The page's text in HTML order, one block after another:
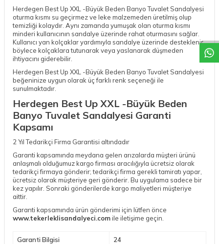
Herdegen Best Up XXL -Büyük Beden Banyo Tuvalet Sandalyesi
oturma kısmı su geçirmez ve leke malzemeden üretilmiş olup
temizliği kolaydır. Aynı zamanda yumuşak olan oturma kısmı
minderi kullanıcının sandalye üzerinde rahat oturmasını sağlar.
Kullanıcı yan kolçaklar yardımıyla sandalye üzerinde desteklenir,
böylece kolçaklara tutunarak veya yaslanarak düşmeden
ihtiyacını giderebilir.
Herdegen Best Up XXL -Büyük Beden Banyo Tuvalet Sandalyesi
beğeninize uygun olarak üç farklı renk seçeneği ile
sunulmaktadır.
Herdegen Best Up XXL -Büyük Beden
Banyo Tuvalet Sandalyesi Garanti
Kapsamı
2 Yıl Tedarikçi Firma Garantisi altındadır
Garanti kapsamında meydana gelen arızalarda müşteri ürünü
anlaşmalı olduğumuz kargo firması aracılığıyla ücretsiz olarak
tedarikçi firmaya gönderir; tedarikçi firma gerekli tamiratı yapar,
ücretsiz olarak müşteriye geri gönderir. Bu uygulama sadece bir
kez yapılır. Sonraki gönderilerde kargo maliyetleri müşteriye
aittir.
Garanti kapsamında ürün gönderimi için lütfen önce
www.tekerleklisandalyeci.comile iletişime geçin.
Garanti Bilgisi 24